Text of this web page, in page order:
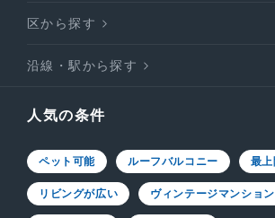
区から探す
沿線・駅から探す
人気の条件
ペット可能 ルーフバルコニー 最
リビングが広い ヴィンテージマンション